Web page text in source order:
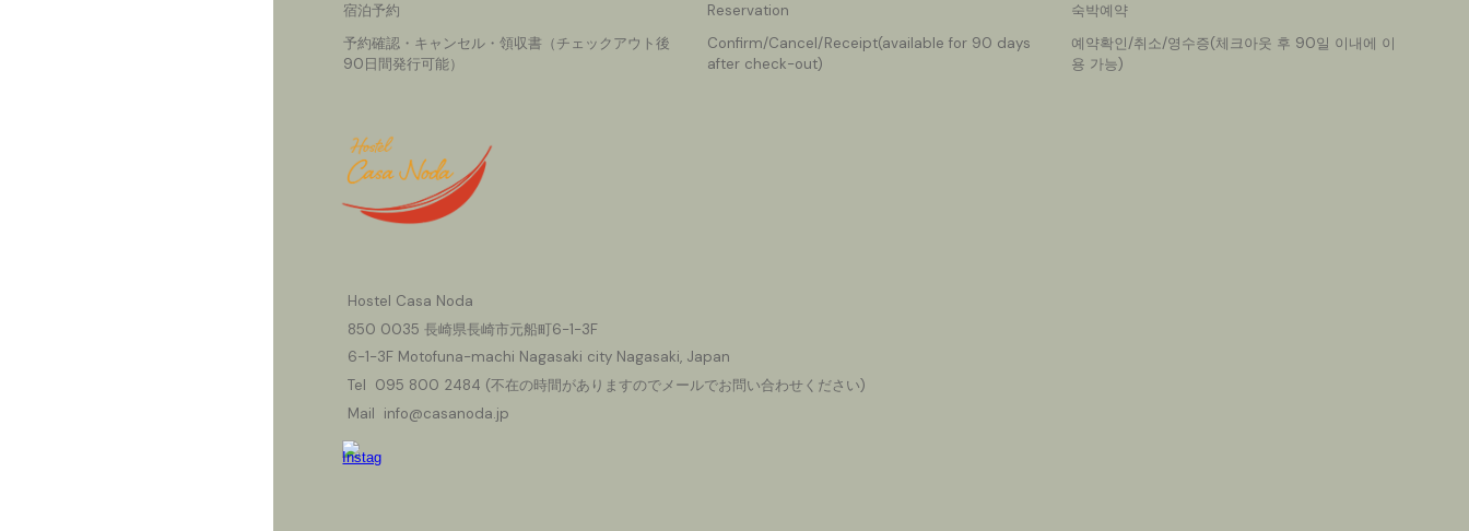
宿泊予約
予約確認・キャンセル ・領収書（チェックアウト後
90日間発行可能）
Reservation
Confirm/Cancel/Receipt(available for 90 days
after check-out)
숙박예약
예약확인/취소/영수증(체크아웃 후 90일 이내에 이
용 가능)
Hostel Casa Noda
850 0035 長崎県長崎市元船町6-1-3F
6-1-3F Motofuna-machi Nagasaki city Nagasaki, Japan
Tel 095 800 2484 (不在の時間がありますのでメールでお問い合わせください)
Mail info@casanoda.jp